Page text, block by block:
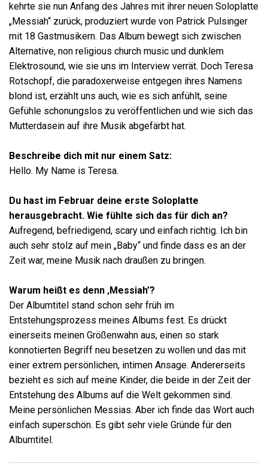
kehrte sie nun Anfang des Jahres mit ihrer neuen Soloplatte
„Messiah“ zurück, produziert wurde von Patrick Pulsinger
mit 18 Gastmusikern. Das Album bewegt sich zwischen
Alternative, non religious church music und dunklem
Elektrosound, wie sie uns im Interview verrät. Doch Teresa
Rotschopf, die paradoxerweise entgegen ihres Namens
blond ist, erzählt uns auch, wie es sich anfühlt, seine
Gefühle schonungslos zu veröffentlichen und wie sich das
Mutterdasein auf ihre Musik abgefärbt hat.
Beschreibe dich mit nur einem Satz:
Hello. My Name is Teresa.
Du hast im Februar deine erste Soloplatte
herausgebracht. Wie fühlte sich das für dich an?
Aufregend, befriedigend, scary und einfach richtig. Ich bin
auch sehr stolz auf mein „Baby“ und finde dass es an der
Zeit war, meine Musik nach draußen zu bringen.
Warum heißt es denn ‚Messiah’?
Der Albumtitel stand schon sehr früh im
Entstehungsprozess meines Albums fest. Es drückt
einerseits meinen Größenwahn aus, einen so stark
konnotierten Begriff neu besetzen zu wollen und das mit
einer extrem persönlichen, intimen Ansage. Andererseits
bezieht es sich auf meine Kinder, die beide in der Zeit der
Entstehung des Albums auf die Welt gekommen sind.
Meine persönlichen Messias. Aber ich finde das Wort auch
einfach superschön. Es gibt sehr viele Gründe für den
Albumtitel.